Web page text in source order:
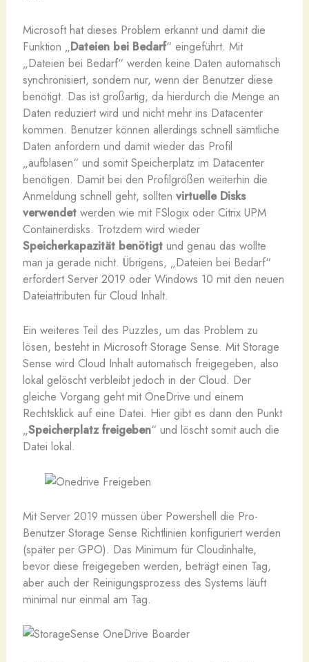
Microsoft hat dieses Problem erkannt und damit die
Funktion „Dateien bei Bedarf“ eingeführt. Mit
„Dateien bei Bedarf“ werden keine Daten automatisch
synchronisiert, sondern nur, wenn der Benutzer diese
benötigt. Das ist großartig, da hierdurch die Menge an
Daten reduziert wird und nicht mehr ins Datacenter
kommen. Benutzer können allerdings schnell sämtliche
Daten anfordern und damit wieder das Profil
„aufblasen“ und somit Speicherplatz im Datacenter
benötigen. Damit bei den Profilgrößen weiterhin die
Anmeldung schnell geht, sollten virtuelle Disks
verwendetwerden wie mit FSlogix oder Citrix UPM
Containerdisks. Trotzdem wird wieder
Speicherkapazität benötigtund genau das wollte
man ja gerade nicht. Übrigens, „Dateien bei Bedarf“
erfordert Server 2019 oder Windows 10 mit den neuen
Dateiattributen für Cloud Inhalt.
Ein weiteres Teil des Puzzles, um das Problem zu
lösen, besteht in Microsoft Storage Sense. Mit Storage
Sense wird Cloud Inhalt automatisch freigegeben, also
lokal gelöscht verbleibt jedoch in der Cloud. Der
gleiche Vorgang geht mit OneDrive und einem
Rechtsklick auf eine Datei. Hier gibt es dann den Punkt
„Speicherplatz freigeben“ und löscht somit auch die
Datei lokal.
Mit Server 2019 müssen über Powershell die Pro-
Benutzer Storage Sense Richtlinien konfiguriert werden
(später per GPO). Das Minimum für Cloudinhalte,
bevor diese freigegeben werden, beträgt einen Tag,
aber auch der Reinigungsprozess des Systems läuft
minimal nur einmal am Tag.